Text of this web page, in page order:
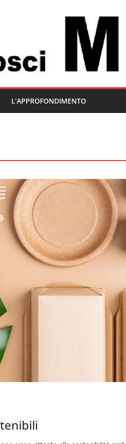
L’APPROFONDIMENTO